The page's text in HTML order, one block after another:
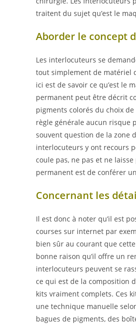
traitent du sujet qu’est le
Aborder le concept
Les interlocuteurs se
tout simplement de matériel
ici est de savoir ce qu’est le
permanent peut être décrit
pigments colorés du choix
règle générale aucun risque
souvent question de la zone
interlocuteurs y ont recours
coule pas, ne pas et ne
permanent est de conférer
Concernant les
Il est donc à noter qu’il est
courses sur internet par
bien sûr au courant que
bonne raison qu’il offre un
interlocuteurs peuvent se
ce qui est de la composition
kits vraiment complets. Ces
une technique manuelle
bagues de pigments, des